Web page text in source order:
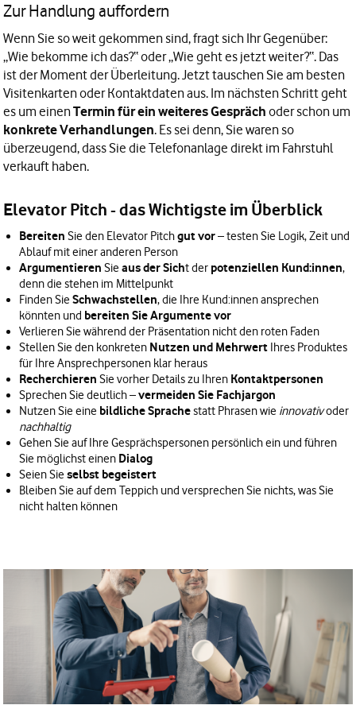
Zur Handlung auffordern
Wenn Sie so weit gekommen sind, fragt sich Ihr Gegenüber:
„Wie bekomme ich das?“ oder „Wie geht es jetzt weiter?“. Das
ist der Moment der Überleitung. Jetzt tauschen Sie am besten
Visitenkarten oder Kontaktdaten aus. Im nächsten Schritt geht
es um einenTermin für ein weiteres Gespräch oder schon um
konkrete Verhandlungen. Es sei denn, Sie waren so
überzeugend, dass Sie die Telefonanlage direkt im Fahrstuhl
verkauft haben.
Elevator Pitch - das Wichtigste im Überblick
Bereiten Sie den Elevator Pitchgut vor– testen Sie Logik, Zeit und
Ablauf mit einer anderen Person
Argumentieren Sieaus der Sicht der potenziellen Kund:innen,
denn die stehen im Mittelpunkt
Finden SieSchwachstellen, die Ihre Kund:innen ansprechen
könnten und bereiten Sie Argumente vor
Verlieren Sie während der Präsentation nicht den roten Faden
Stellen Sie den konkreten Nutzen und Mehrwert Ihres Produktes
für Ihre Ansprechpersonen klar heraus
Recherchieren Sie vorher Details zu Ihren Kontaktpersonen
Sprechen Sie deutlich –vermeiden Sie Fachjargon
Nutzen Sie eine bildliche Sprachestatt Phrasen wie innovativoder
nachhaltig
Gehen Sie auf Ihre Gesprächspersonen persönlich ein und führen
Sie möglichst einen Dialog
Seien Sieselbst begeistert
Bleiben Sie auf dem Teppich und versprechen Sie nichts, was Sie
nicht halten können